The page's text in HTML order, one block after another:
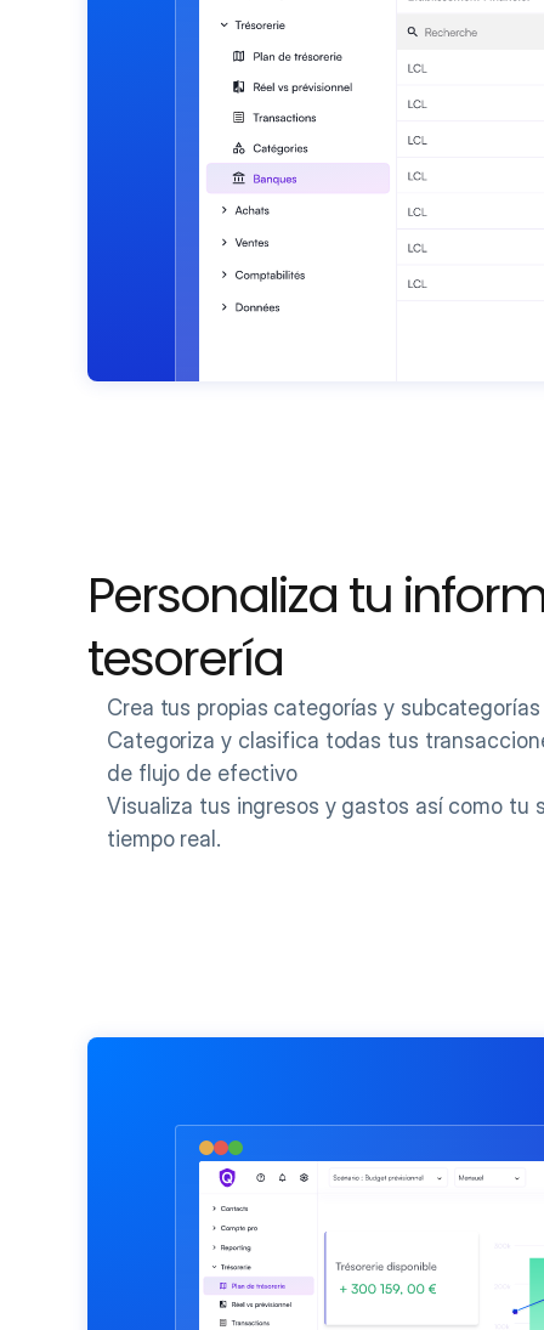
Personaliza tu
tesorería
Categoriza y clasifica todas tus
de flujo de efectivo
Crea tus propias categorías y
Visualiza tus ingresos y gastos así como tu
tiempo real.